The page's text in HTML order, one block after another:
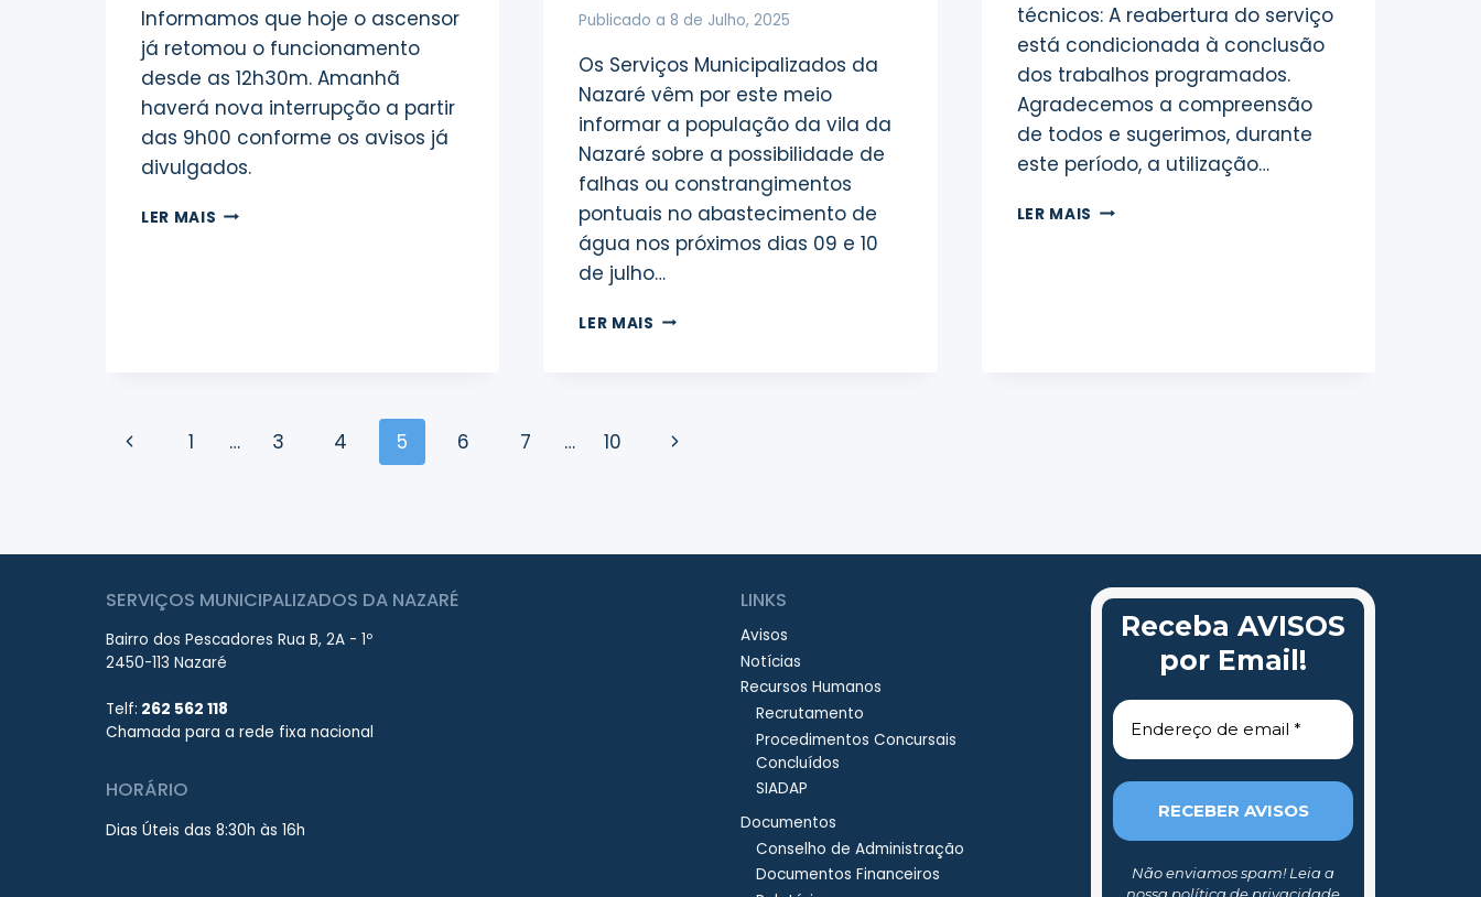
Informamos que hoje o ascensor
já retomou o funcionamento
desde as 12h30m. Amanhã
haverá nova interrupção a partir
das 9h00 conforme os avisos já
divulgados.
LER MAIS ASCENSOR
Publicado a 8 de Julho, 2025
Os Serviços Municipalizados da
Nazaré vêm por este meio
informar a população da vila da
Nazaré sobre a possibilidade de
falhas ou constrangimentos
pontuais no abastecimento de
água nos próximos dias 09 e 10
de julho…
LER MAIS POSSÍVEIS
ÁGUA
técnicos: A reabertura do serviço
está condicionada à conclusão
dos trabalhos programados.
Agradecemos a compreensão
de todos e sugerimos, durante
este período, a utilização…
LER MAIS AVISO
Page
Previous1 … 3 4 5 6 7 … 10
Next
SERVIÇOS MUNICIPALIZADOS DA NAZARÉ
Bairro dos Pescadores Rua B, 2A - 1º
2450-113 Nazaré
Telf: 262 562 118
Chamada para a rede fixa nacional
HORÁRIO
Dias Úteis das 8:30h às 16h
LINKS
Avisos
Notícias
Recursos Humanos
Recrutamento
Procedimentos Concursais
Concluídos
SIADAP
Documentos
Conselho de Administração
Documentos Financeiros
Receba AVISOS
por Email!
Não enviamos spam! Leia a
nossa política de privacidade